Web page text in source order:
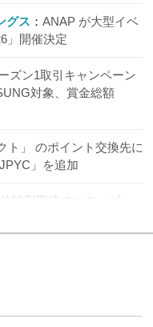
グス
ANAP が大型イベ
」開催決定
ズン1取引キャンペーン
対象、賞金総額
ト」 のポイント交換先に
」を追加
信託型円建てステーブル